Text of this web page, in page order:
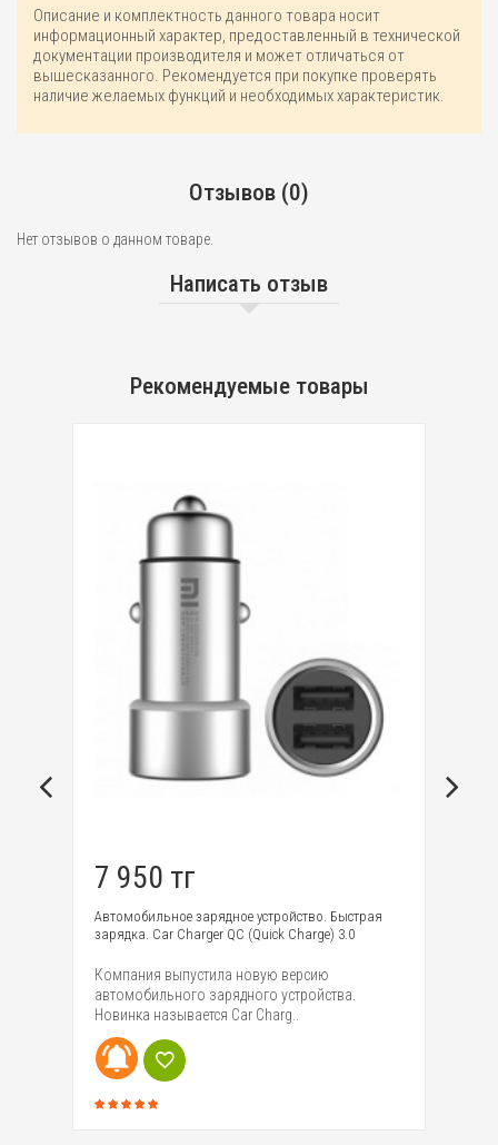
Описание и комплектность данного товара носит
информационный характер, предоставленный в технической
документации производителя и может отличаться от
вышесказанного. Рекомендуется при покупке проверять
наличие желаемых функций и необходимых характеристик.
Отзывов (0)
Нет отзывов о данном товаре.
Написать отзыв
Рекомендуемые товары
7 950 тг
Автомобильное зарядное устройство. Быстрая
зарядка. Car Charger QC (Quick Charge) 3.0
Компания выпустила новую версию
автомобильного зарядного устройства.
Новинка называется Car Charg..